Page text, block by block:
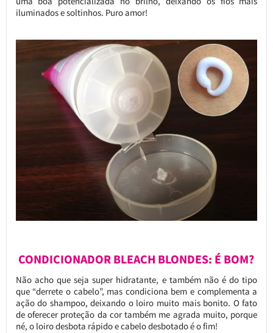
iluminados e soltinhos. Puro amor!
CONDICIONADOR BLEACH BLONDES: É BOM?
Não acho que seja super hidratante, e também não é do tipo
que “derrete o cabelo”, mas condiciona bem e complementa a
ação do shampoo, deixando o loiro muito mais bonito. O fato
de oferecer proteção da cor também me agrada muito, porque
né, o loiro desbota rápido e cabelo desbotado é o fim!